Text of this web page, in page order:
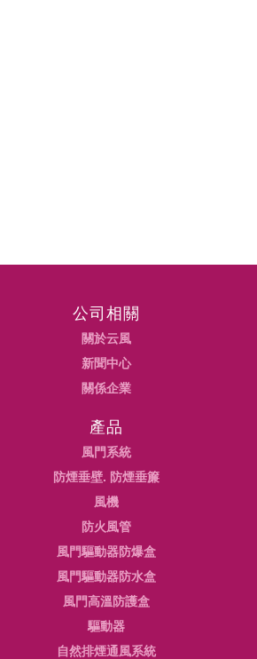
公司相關
關於云風
新聞中心
關係企業
產品
風門系統
防煙垂壁. 防煙垂簾
風機
防火風管
風門驅動器防爆盒
風門驅動器防水盒
風門高溫防護盒
驅動器
自然排煙通風系統